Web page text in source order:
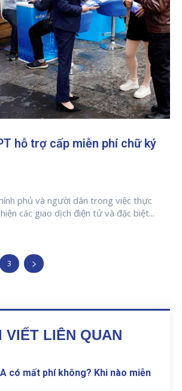
hỗ trợ cấp miễn phí chữ ký
phủ và người dân trong việc thực
các giao dịch điện tử và đặc biệt...
3
VIẾT LIÊN QUAN
có mất phí không? Khi nào miễn